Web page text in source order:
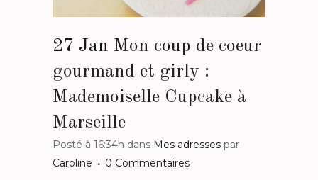
27 Jan Mon coup de coeur
gourmand et girly :
Mademoiselle Cupcake à
Marseille
Posté à 16:34h dans Mes adresses par
Caroline
0 Commentaires